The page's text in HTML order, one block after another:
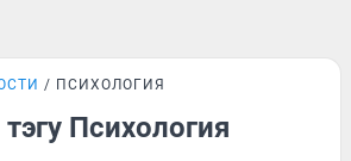
ПСИХОЛОГИЯ
Психология